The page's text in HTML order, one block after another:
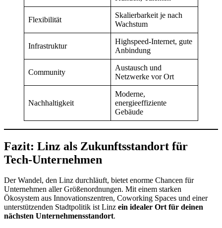
Flexibilität
Skalierbarkeit je nach
Wachstum
Infrastruktur
Highspeed-Internet, gute
Anbindung
Community
Austausch und
Netzwerke vor Ort
Nachhaltigkeit
Moderne,
energieeffiziente
Gebäude
Fazit: Linz als Zukunftsstandort für
Tech-Unternehmen
Der Wandel, den Linz durchläuft, bietet enorme Chancen für
Unternehmen aller Größenordnungen. Mit einem starken
Ökosystem aus Innovationszentren, Coworking Spaces und einer
unterstützenden Stadtpolitik ist Linz ein idealer Ort für deinen
nächsten Unternehmensstandort.